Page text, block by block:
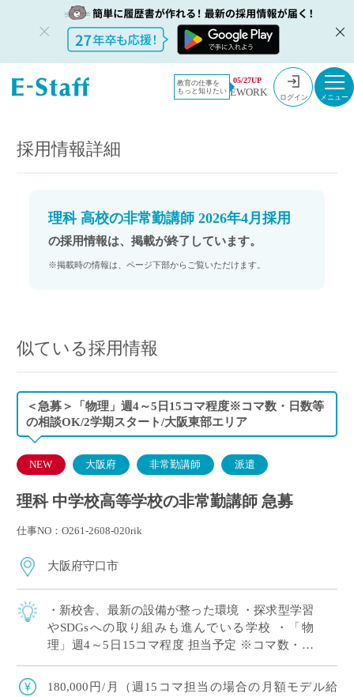
教育の仕事を
もっと知りたい
05/27UP
EWORK ログイン
教員採用情
報のイー・
採用情報
理科 高校の非常勤講師 2026年4月採用
採用情報詳細
理科 高校の非常勤講師 2026年4月採用
の採用情報は、掲載が終了しています。
※掲載時の情報は、ページ下部からご覧いただけます。
似ている採用情報
＜急募＞「物理」週4～5日15コマ程度※コマ数・日数等
の相談OK/2学期スタート/大阪東部エリア
NEW 大阪府 非常勤講師 派遣
理科 中学校高等学校の非常勤講師 急募
仕事NO：O261-2608-020rik
大阪府守口市
・新校舎、最新の設備が整った環境 ・探求型学習
やSDGsへの取り組みも進んでいる学校 ・「物
理」週4～5日15コマ程度 担当予定 ※コマ数・日
校にて、理科の非常勤講師で勤務い […]
180,000円/月（週15コマ担当の場合の月額モデル給